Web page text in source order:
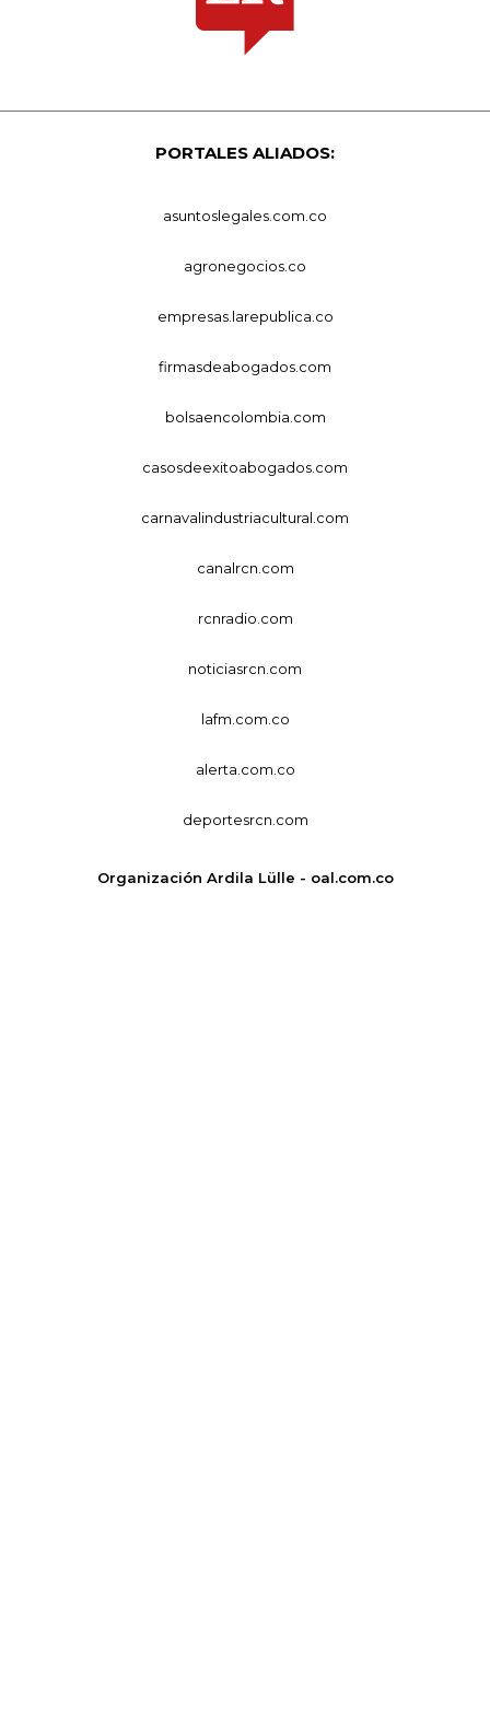
PORTALES ALIADOS:
asuntoslegales.com.co
agronegocios.co
empresas.larepublica.co
firmasdeabogados.com
bolsaencolombia.com
casosdeexitoabogados.com
carnavalindustriacultural.com
canalrcn.com
rcnradio.com
noticiasrcn.com
lafm.com.co
alerta.com.co
deportesrcn.com
Organización Ardila Lülle - oal.com.co